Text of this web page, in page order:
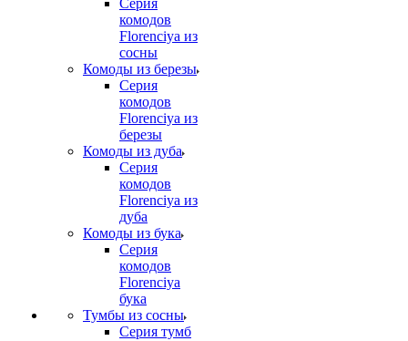
Серия
комодов
Florenciya из
сосны
Комоды из березы
Серия
комодов
Florenciya из
березы
Комоды из дуба
Серия
комодов
Florenciya из
дуба
Комоды из бука
Серия
комодов
Florenciya
бука
Тумбы из сосны
Серия тумб